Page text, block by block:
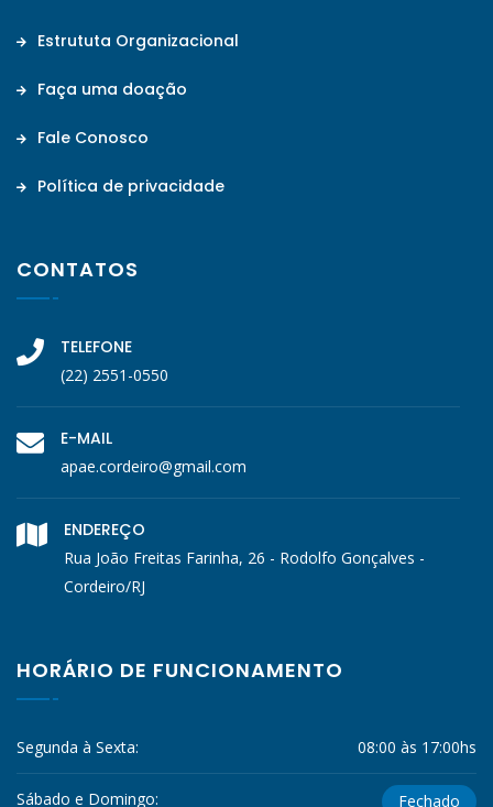
Estrututa Organizacional
Faça uma doação
Fale Conosco
Política de privacidade
CONTATOS
TELEFONE
(22) 2551-0550
E-MAIL
apae.cordeiro@gmail.com
ENDEREÇO
Rua João Freitas Farinha, 26 - Rodolfo Gonçalves -
Cordeiro/RJ
HORÁRIO DE FUNCIONAMENTO
Segunda à Sexta: 08:00 às 17:00hs
Sábado e Domingo: Fechado